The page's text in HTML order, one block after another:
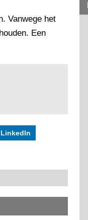
Vanwege het
Een